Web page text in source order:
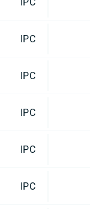
IPC
IPC
IPC
IPC
IPC